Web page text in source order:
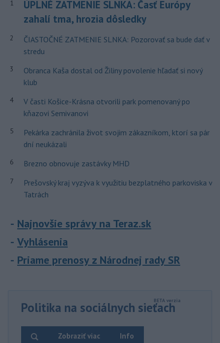
1
ÚPLNÉ ZATMENIE SLNKA: Časť Európy
zahalí tma, hrozia dôsledky
2
ČIASTOČNÉ ZATMENIE SLNKA: Pozorovať sa bude dať v
stredu
3
Obranca Kaša dostal od Žiliny povolenie hľadať si nový
klub
4
V časti Košice-Krásna otvorili park pomenovaný po
kňazovi Semivanovi
5
Pekárka zachránila život svojim zákazníkom, ktorí sa pár
dní neukázali
6 Brezno obnovuje zastávky MHD
7
Prešovský kraj vyzýva k využitiu bezplatného parkoviska v
Tatrách
Najnovšie správy na Teraz.sk
Vyhlásenia
Priame prenosy z Národnej rady SR
Politika na sociálnych sieťach
Info
Zobraziť viac